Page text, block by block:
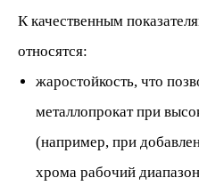
К качественным
относятся:
жаростойкость, что
металлопрокат при
(например, при
хрома рабочий